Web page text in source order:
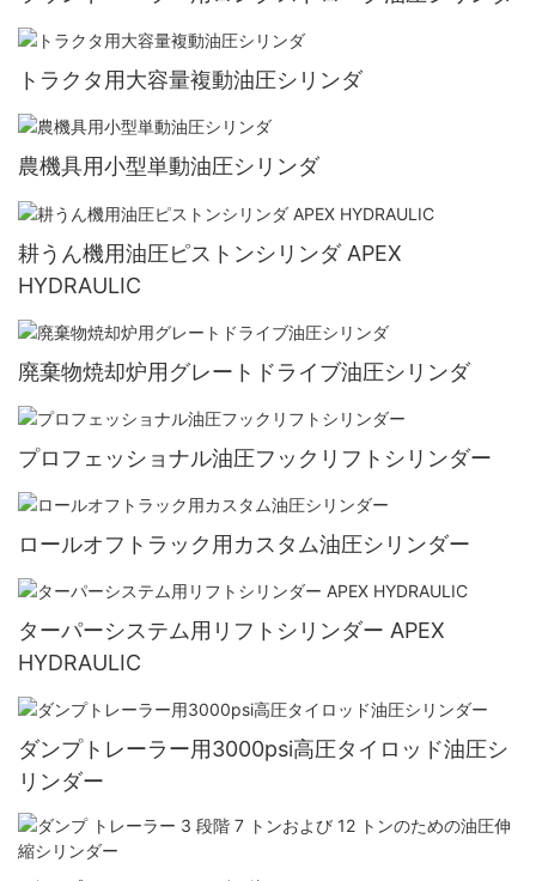
トラクタ用大容量複動油圧シリンダ
農機具用小型単動油圧シリンダ
耕うん機用油圧ピストンシリンダ APEX
HYDRAULIC
廃棄物焼却炉用グレートドライブ油圧シリンダ
プロフェッショナル油圧フックリフトシリンダー
ロールオフトラック用カスタム油圧シリンダー
ターパーシステム用リフトシリンダー APEX
HYDRAULIC
ダンプトレーラー用3000psi高圧タイロッド油圧シ
リンダー